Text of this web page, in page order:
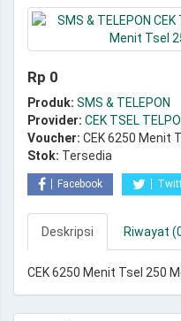
Rp 0
Produk: SMS & TELEPON
Provider: CEK TSEL
Voucher: CEK 6250 Menit
Stok: Tersedia
Facebook
Deskripsi Riwayat
CEK 6250 Menit Tsel 250